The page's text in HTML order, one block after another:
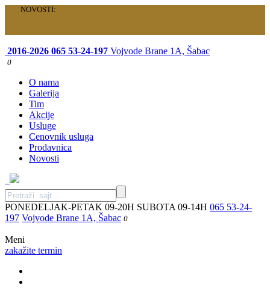
NOVOSTI:
Velika akcija je počela: Specijalni paketi samo za vas!
2016-2026 065 53-24-197 Vojvode Brane 1A, Šabac
0
O nama
Galerija
Tim
Akcije
Usluge
Cenovnik usluga
Prodavnica
Novosti
PONEDELJAK-PETAK 09-20H SUBOTA 09-14H 065 53-24-
197 Vojvode Brane 1A, Šabac 0
Meni
zakažite termin